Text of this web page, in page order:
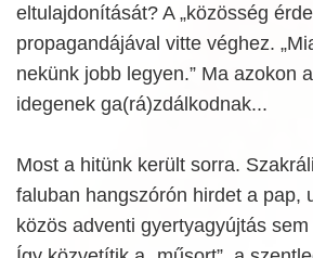
eltulajdonítását? A „közösség
propagandájával vitte véghez.
nekünk jobb legyen.” Ma azokon
idegenek ga(rá)zdálkodnak...
Most a hitünk került sorra.
faluban hangszórón hirdet a pap,
közös adventi gyertyagyújtás